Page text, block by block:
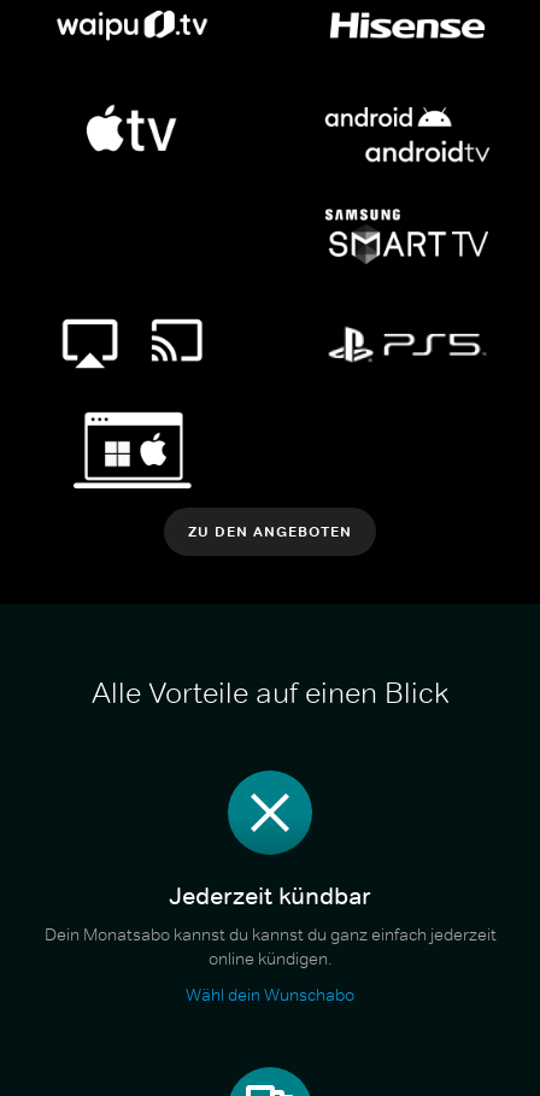
ZU DEN ANGEBOTEN
Alle Vorteile auf einen Blick
Jederzeit kündbar
Dein Monatsabo kannst du kannst du ganz einfach jederzeit
online kündigen.
Wähl dein Wunschabo